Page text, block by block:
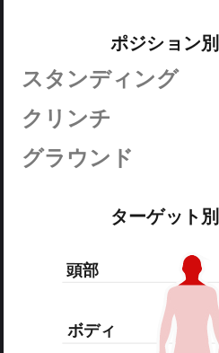
ポジション別
スタンディング
クリンチ
グラウンド
ターゲット別
頭部
ボディ